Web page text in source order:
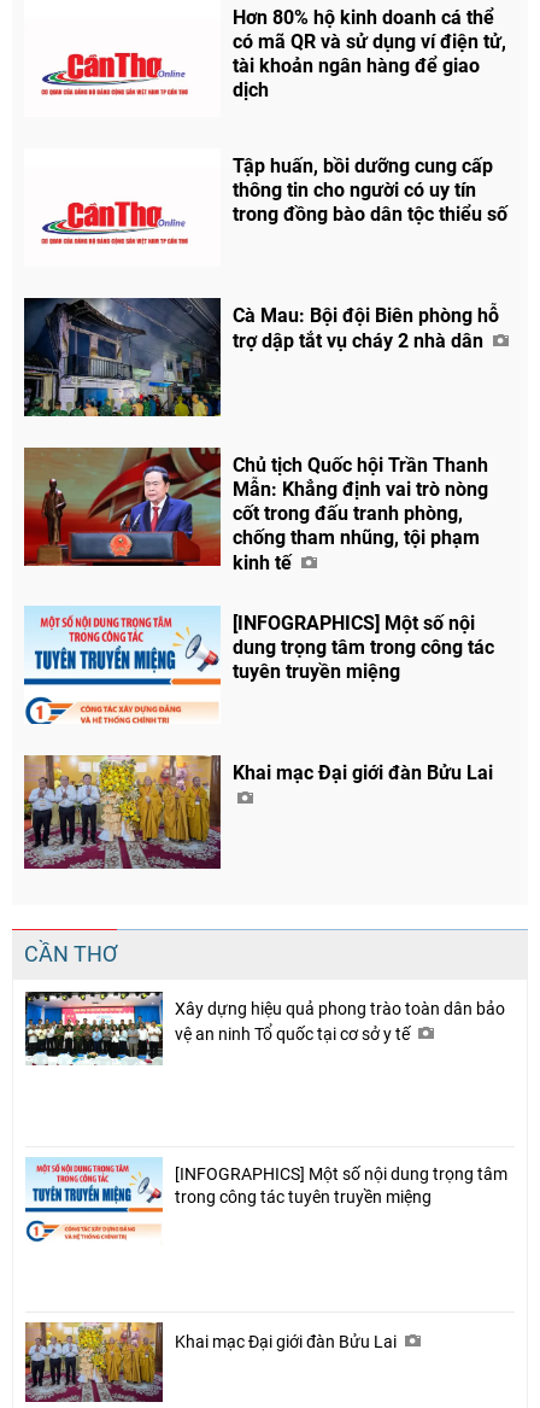
Facebook
Hơn 80% hộ kinh doanh cá thể
có mã QR và sử dụng ví điện tử,
tài khoản ngân hàng để giao
dịch
Tập huấn, bồi dưỡng cung cấp
thông tin cho người có uy tín
trong đồng bào dân tộc thiểu số
Cà Mau: Bội đội Biên phòng hỗ
trợ dập tắt vụ cháy 2 nhà dân
Chủ tịch Quốc hội Trần Thanh
Mẫn: Khẳng định vai trò nòng
cốt trong đấu tranh phòng,
chống tham nhũng, tội phạm
kinh tế
[INFOGRAPHICS] Một số nội
dung trọng tâm trong công tác
tuyên truyền miệng
Khai mạc Đại giới đàn Bửu Lai
CẦN THƠ
Xây dựng hiệu quả phong trào toàn dân bảo
vệ an ninh Tổ quốc tại cơ sở y tế
[INFOGRAPHICS] Một số nội dung trọng tâm
trong công tác tuyên truyền miệng
Khai mạc Đại giới đàn Bửu Lai